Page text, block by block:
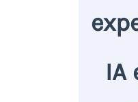
IA